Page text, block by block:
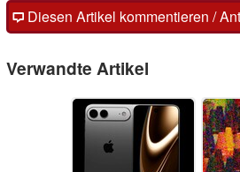
Diesen Artikel kommentieren /
Verwandte Artikel